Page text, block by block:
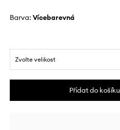
Barva: vícebarevná
Zvolte velikost
Přidat do košíku